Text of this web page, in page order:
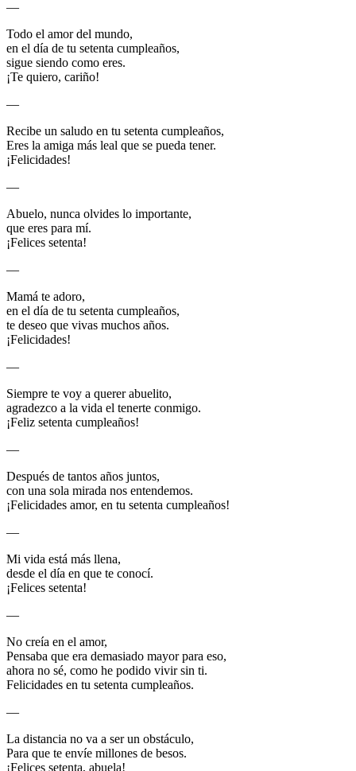
—
Todo el amor del mundo,
en el día de tu setenta cumpleaños,
sigue siendo como eres.
¡Te quiero, cariño!
—
Recibe un saludo en tu setenta cumpleaños,
Eres la amiga más leal que se pueda tener.
¡Felicidades!
—
Abuelo, nunca olvides lo importante,
que eres para mí.
¡Felices setenta!
—
Mamá te adoro,
en el día de tu setenta cumpleaños,
te deseo que vivas muchos años.
¡Felicidades!
—
Siempre te voy a querer abuelito,
agradezco a la vida el tenerte conmigo.
¡Feliz setenta cumpleaños!
—
Después de tantos años juntos,
con una sola mirada nos entendemos.
¡Felicidades amor, en tu setenta cumpleaños!
—
Mi vida está más llena,
desde el día en que te conocí.
¡Felices setenta!
—
No creía en el amor,
Pensaba que era demasiado mayor para eso,
ahora no sé, como he podido vivir sin ti.
Felicidades en tu setenta cumpleaños.
—
La distancia no va a ser un obstáculo,
Para que te envíe millones de besos.
¡Felices setenta, abuela!